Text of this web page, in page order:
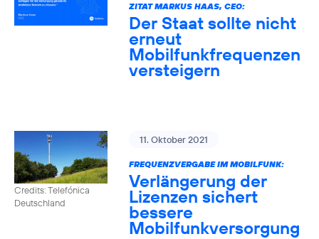
ZITAT MARKUS HAAS, CEO:
Der Staat sollte nicht
erneut
Mobilfunkfrequenzen
versteigern
Credits: Telefónica
Deutschland
11. Oktober 2021
FREQUENZVERGABE IM MOBILFUNK:
Verlängerung der
Lizenzen sichert
bessere
Mobilfunkversorgung